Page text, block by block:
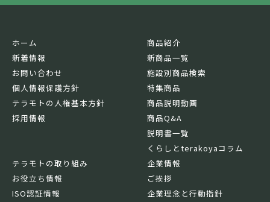
ホーム
新着情報
お問い合わせ
個人情報保護方針
テラモトの人権基本方針
採用情報
商品紹介
新商品一覧
施設別商品検索
特集商品
商品説明動画
商品Q&A
説明書一覧
くらしとterakoyaコラム
テラモトの取り組み
お役立ち情報
ISO認証情報
企業情報
ご挨拶
企業理念と行動指針